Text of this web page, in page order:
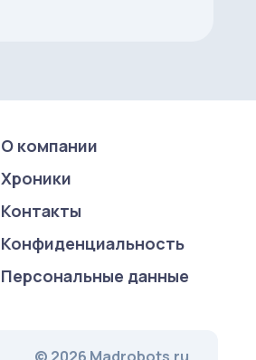
О компании
Хроники
Контакты
Конфиденциаль­ность
Персональные данные